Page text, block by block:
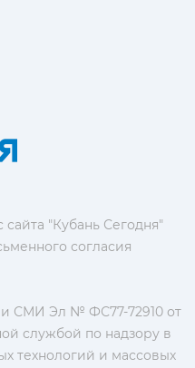
"Кубань Сегодня"
согласия
СМИ Эл № ФС77-72910 от
службой по надзору в
технологий и массовых